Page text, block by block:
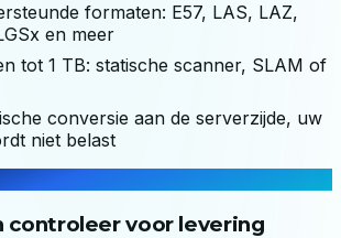
formaten: E57, LAS, LAZ,
en meer
tot 1 TB: statische scanner, SLAM of
conversie aan de serverzijde, uw
niet belast
controleer voor levering